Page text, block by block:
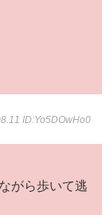
ID:Yo5DOwHo0
がら歩いて逃